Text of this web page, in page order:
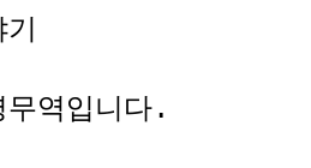
기
역입니다.